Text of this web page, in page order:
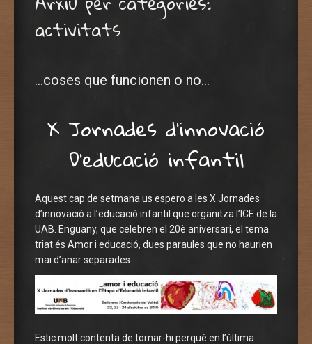
activitats
…coses que funcionen o no…
X Jornades d’innovació
D’educació infantil
Aquest cap de setmana us espero a les X Jornades
d’innovació a l’educació infantil que organitza l’ICE de la
UAB. Enguany, que celebren el 20è aniversari, el tema
triat és Amor i educació, dues paraules que no haurien
mai d’anar separades.
Estic molt contenta de tornar-hi perquè en l’última